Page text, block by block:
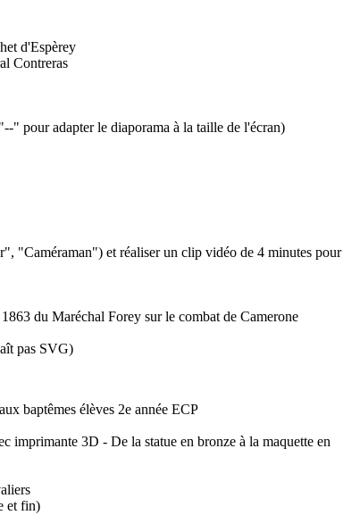
d'Espèrey
Contreras
pour adapter le diaporama à la taille de l'écran)
"Caméraman") et réaliser un clip vidéo de 4 minutes pour
du Maréchal Forey sur le combat de Camerone
pas SVG)
baptêmes élèves 2e année ECP
3D - De la statue en bronze à la maquette en
et fin)